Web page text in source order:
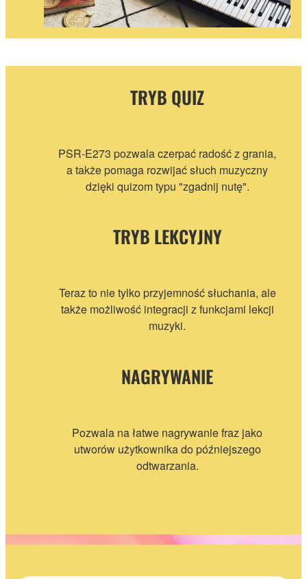
TRYB QUIZ
PSR-E273 pozwala czerpać radość z grania,
a także pomaga rozwijać słuch muzyczny
dzięki quizom typu "zgadnij nutę".
TRYB LEKCYJNY
Teraz to nie tylko przyjemność słuchania, ale
także możliwość integracji z funkcjami lekcji
muzyki.
NAGRYWANIE
Pozwala na łatwe nagrywanie fraz jako
utworów użytkownika do późniejszego
odtwarzania.